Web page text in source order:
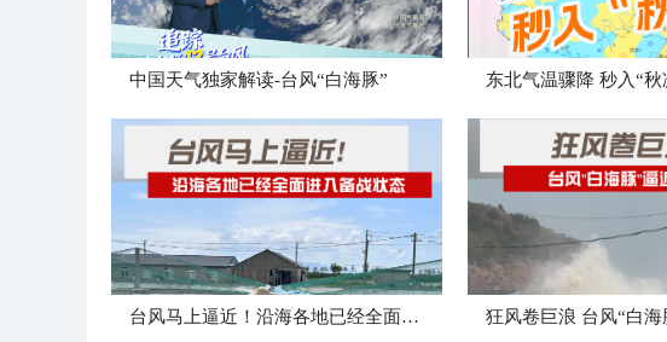
中国天气独家解读-台风“白海豚” 东北气温骤降 秒入“秋
台风马上逼近！沿海各地已经全面进入备战状态